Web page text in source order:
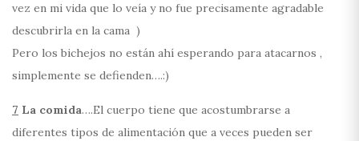
vez en mi vida que lo veía y no fue precisamente agradable
descubrirla en la cama )
Pero los bichejos no están ahí esperando para atacarnos ,
simplemente se defienden….:)
7 La comida….El cuerpo tiene que acostumbrarse a
diferentes tipos de alimentación que a veces pueden ser